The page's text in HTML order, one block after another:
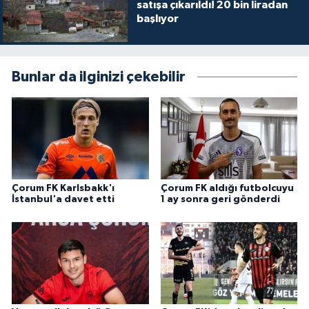
satışa çıkarıldı! 20 bin liradan
başlıyor
Bunlar da ilginizi çekebilir
Çorum FK Karlsbakk'ı
İstanbul'a davet etti
Çorum FK aldığı futbolcuyu
1 ay sonra geri gönderdi